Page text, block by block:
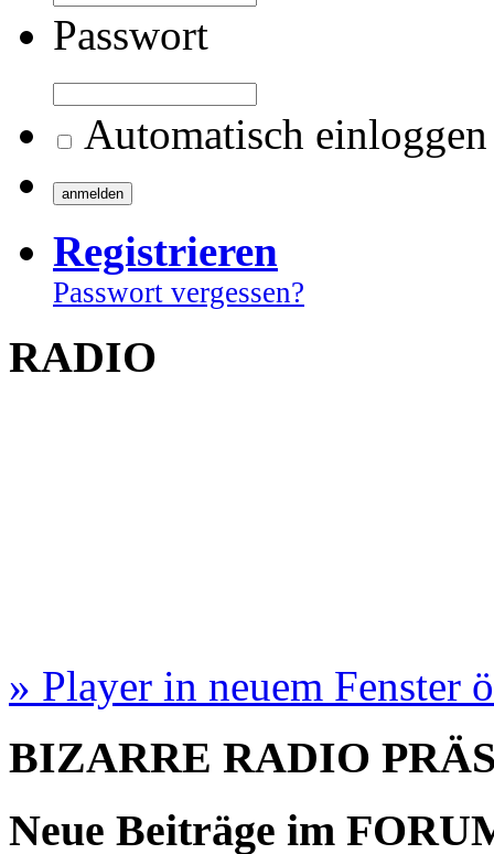
Passwort
Automatisch einloggen
Registrieren
Passwort vergessen?
RADIO
» Player in neuem Fenster
BIZARRE RADIO
Neue Beiträge im